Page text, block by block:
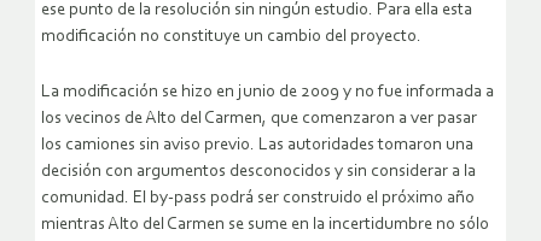
ese punto de la resolución sin ningún estudio. Para ella esta
modificación no constituye un cambio del proyecto.
La modificación se hizo en junio de 2009 y no fue informada a
los vecinos de Alto del Carmen, que comenzaron a ver pasar
los camiones sin aviso previo. Las autoridades tomaron una
decisión con argumentos desconocidos y sin considerar a la
comunidad. El by-pass podrá ser construido el próximo año
mientras Alto del Carmen se sume en la incertidumbre no sólo